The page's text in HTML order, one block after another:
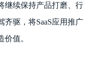
继续保持产品打磨、行
驱，将SaaS应用推广
值。